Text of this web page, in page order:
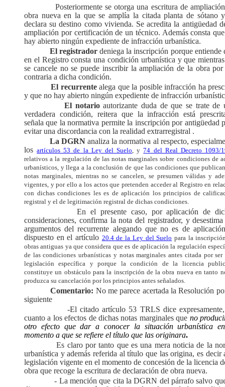
Posteriormente se otorga una escritura de
obra nueva en la que se amplía la citada planta de sótano
declara su destino como vivienda. Se acredita la antigüedad
ampliación por certificación de un técnico. Además consta
hay abierto ningún expediente de infracción urbanística.
El registradordeniega la inscripción porque entiende
en el Registro consta una condición urbanística y que
se cancele no se puede inscribir la ampliación de la obra por
contraria a dicha condición.
El recurrentealega que la posible infracción ha
y que no hay abierto ningún expediente de infracción
El notarioautorizante duda de que se trate de
verdadera condición, reitera que la infracción está
señala que la normativa permite la inscripción por antigüedad
evitar una discordancia con la realidad extrarregistral .
La DGRN analiza la normativa al respecto,
losartículos 53 de la Ley del Suelo, y74 del Real Decreto 1093/
relativos a la regulación de las notas marginales sobre condiciones de
urbanísticos, y llega a la conclusión de que las condiciones que
notas marginales, mientras no se cancelen, se presumen válidas y
vigentes, y por ello a los actos que pretenden acceder al Registro en
con dichas condiciones les es de aplicación los principios de
registral y el de legitimación registral de dichas condiciones.
En el presente caso, por aplicación de
consideraciones, confirma la nota del registrador, y
argumentos del recurrente alegando que no es de
dispuesto en el artículo 20.4 de la Ley del Suelo para la
obras antiguas ya que considera que es de aplicación la regulación
de las condiciones urbanísticas y notas marginales antes citada por ser
legislación específica y porque la condición de la licencia
constituye un obstáculo para la inscripción de la obra nueva en tanto
produzca su cancelación por los principios antes señalados.
Comentario: No me parece acertada la Resolución
siguiente
-El citado artículo 53 TRLS dice
cuanto a los efectos de dichas notas marginales que no
otro efecto que dar a conocer la situación urbanística
momento a que se refiere el título que las originara.
Es claro por tanto que es una mera noticia de la
urbanística y además referida al título que las origina, es decir
legislación vigente en el momento de concesión de la licencia
obra que recoge la escritura de declaración de obra nueva.
- La mención que cita la DGRN del párrafo salvo